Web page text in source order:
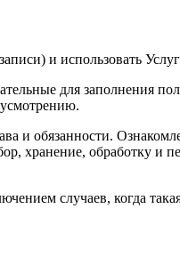
и использовать
для заполнения
и обязанности.
хранение, обработку и
случаев, когда